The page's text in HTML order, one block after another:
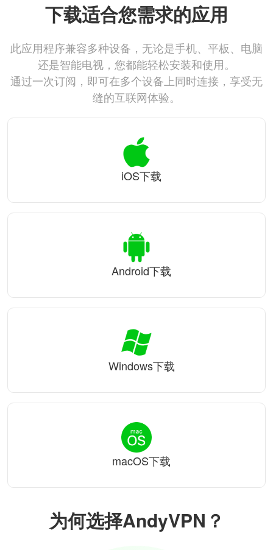
为何选择AndyVPN？
下载适合您需求的应用
此应用程序兼容多种设备，无论是手机、平板、电脑
还是智能电视，您都能轻松安装和使用。
通过一次订阅，即可在多个设备上同时连接，享受无
缝的互联网体验。
iOS下载
Android下载
Windows下载
macOS下载